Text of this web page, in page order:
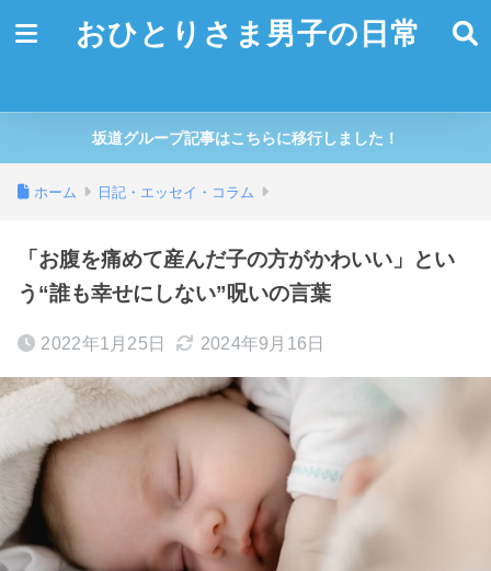
おひとりさま男子の日常
坂道グループ記事はこちらに移行しました！
ホーム 日記・エッセイ・コラム
「お腹を痛めて産んだ子の方がかわいい」とい
う“誰も幸せにしない”呪いの言葉
2022年1月25日 2024年9月16日